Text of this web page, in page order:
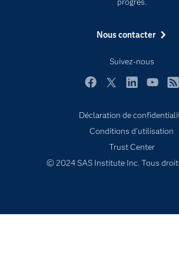
Nous contacter
Suivez-nous
Formations
Pourquoi SAS ?
SAS Viya
Secteurs d'activité
Solutions
Déclaration de
Conditions d'utilisation
Trust Center
© 2024 SAS Institute Inc. Tous